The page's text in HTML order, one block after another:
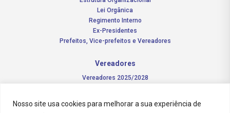
Nosso site usa cookies para melhorar a sua experiência de
Lei Orgânica
Regimento Interno
Ex-Presidentes
Prefeitos, Vice-prefeitos e Vereadores
Vereadores
Vereadores 2025/2028